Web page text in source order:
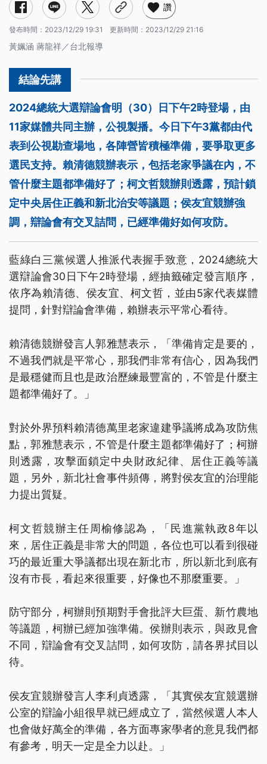
讚
發布時間： 2023/12/29 19:31 更新時間： 2023/12/29 21:16
黃姵涵 蔣龍祥／台北報導
2024總統大選辯論會明（30）日下午2時登場，由
11家媒體共同主辦，公視製播。今日下午3黨都由代
表到公視勘查場地，各陣營皆積極準備，要爭取更多
選民支持。賴清德競辦表示，包括老家爭議在內，不
管什麼主題都準備好了；柯文哲競辦則透露，預計鎖
定中央居住正義和新北治安等議題；侯友宜競辦強
調，辯論會有交叉詰問，已經準備好如何攻防。
藍綠白三黨候選人推派代表握手致意，2024總統大
選辯論會30日下午2時登場，經抽籤確定發言順序，
依序為賴清德、侯友宜、柯文哲，並由5家代表媒體
提問，針對辯論會準備，賴辦表示平常心看待。
賴清德競辦發言人郭雅慧表示，「準備肯定是要的，
不過我們就是平常心，那我們非常有信心，因為我們
是最穩健而且也是政治歷練最豐富的，不管是什麼主
題都準備好了。」
對於外界預料賴清德萬里老家違建爭議將成為攻防焦
點，郭雅慧表示，不管是什麼主題都準備好了；柯辦
則透露，攻擊面鎖定中央財政紀律、居住正義等議
題，另外，新北社會事件頻傳，將對侯友宜的治理能
力提出質疑。
柯文哲競辦主任周榆修認為，「民進黨執政8年以
來，居住正義是非常大的問題，各位也可以看到很碰
巧的最近重大爭議都出現在新北市，所以新北到底有
沒有市長，看起來很重要，好像也不那麼重要。」
防守部分，柯辦則預期對手會批評大巨蛋、新竹農地
等議題，柯辦已經加強準備。侯辦則表示，與政見會
不同，辯論會有交叉詰問，如何攻防，請各界拭目以
待。
侯友宜競辦發言人李利貞透露，「其實侯友宜競選辦
公室的辯論小組很早就已經成立了，當然候選人本人
也會做好萬全的準備，各方面專家學者的意見我們都
有參考，明天一定是全力以赴。」